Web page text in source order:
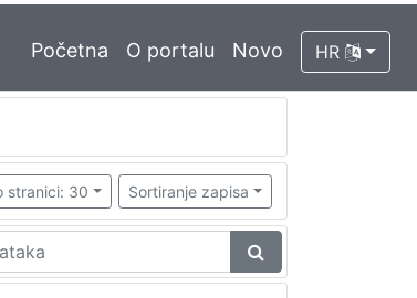
Početna O portalu Novo HR
stranici: 30 Sortiranje zapisa